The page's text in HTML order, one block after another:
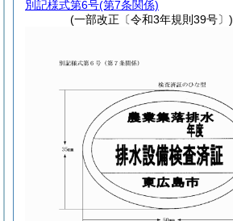
別記様式第6号(第7条関係)
(一部改正〔令和3年規則39号〕)